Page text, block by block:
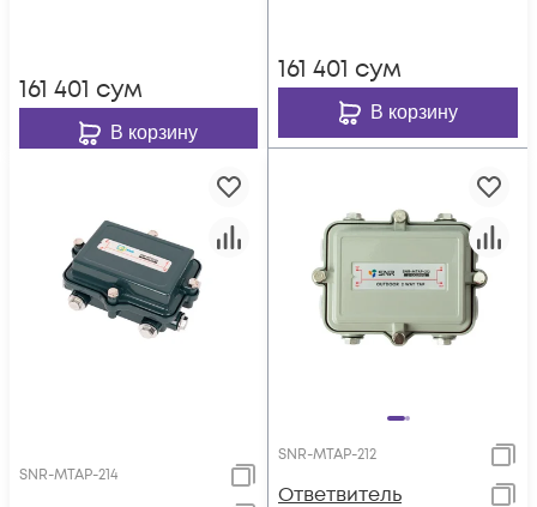
161 401 сум
В корзину
161 401 сум
В корзину
SNR-MTAP-214
SNR-MTAP-212
Ответвитель